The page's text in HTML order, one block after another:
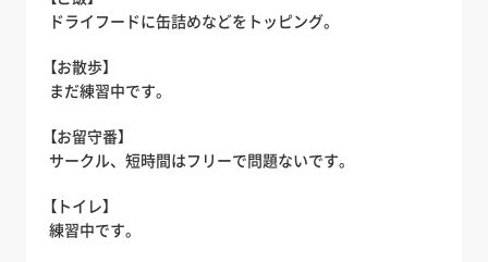
ドライフードに缶詰めなどをトッピング。
【お散歩】
まだ練習中です。
【お留守番】
サークル、短時間はフリーで問題ないです。
【トイレ】
練習中です。